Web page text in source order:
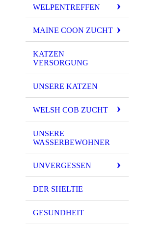
WELPENTREFFEN
MAINE COON ZUCHT
KATZEN
VERSORGUNG
UNSERE KATZEN
WELSH COB ZUCHT
UNSERE
WASSERBEWOHNER
UNVERGESSEN
DER SHELTIE
GESUNDHEIT